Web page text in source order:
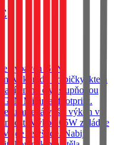
vybaven GaN
výkon do krabičky, která
čtyř stupňovou
GaN Minimal footprint.
znamená vyšší výkon v
Výkon 65W zvládne
se všude. Nabije